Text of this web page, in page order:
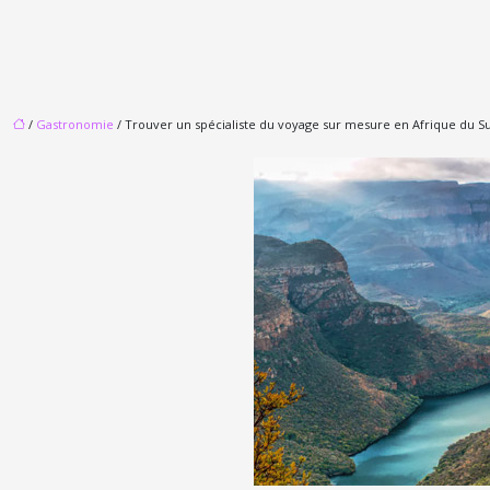
/ Gastronomie / Trouver un spécialiste du voyage sur mesure en Afrique du